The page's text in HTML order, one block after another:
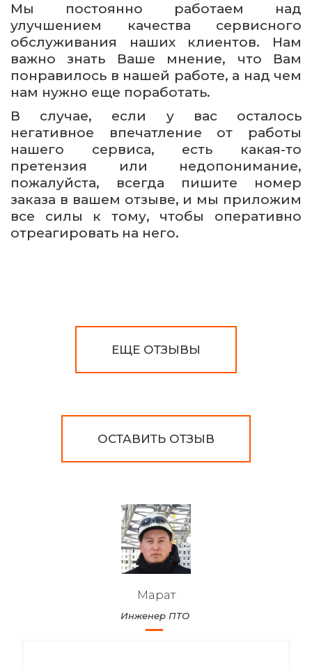
Мы постоянно работаем над
улучшением качества сервисного
обслуживания наших клиентов. Нам
важно знать Ваше мнение, что Вам
понравилось в нашей работе, а над чем
нам нужно еще поработать.
В случае, если у вас осталось
негативное впечатление от работы
нашего сервиса, есть какая-то
претензия или недопонимание,
пожалуйста, всегда пишите номер
заказа в вашем отзыве, и мы приложим
все силы к тому, чтобы оперативно
отреагировать на него.
ЕЩЕ ОТЗЫВЫ
ОСТАВИТЬ ОТЗЫВ
Марат
Инженер ПТО